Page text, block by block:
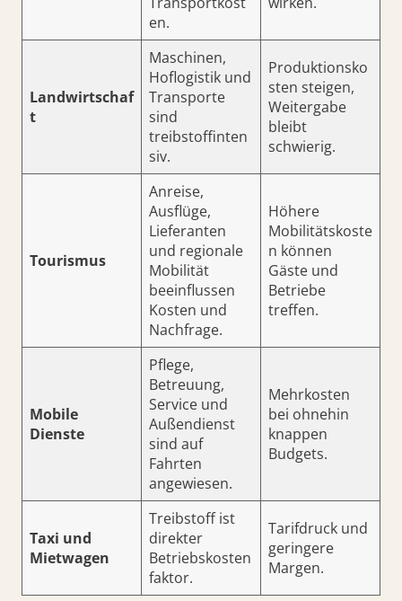
en.
Landwirtschaf
t
Maschinen,
Hoflogistik und
Transporte
sind
treibstoffinten
siv.
Produktionsko
sten steigen,
Weitergabe
bleibt
schwierig.
Tourismus
Anreise,
Ausflüge,
Lieferanten
und regionale
Mobilität
beeinflussen
Kosten und
Nachfrage.
Höhere
Mobilitätskoste
n können
Gäste und
Betriebe
treffen.
Mobile
Dienste
Pflege,
Betreuung,
Service und
Außendienst
sind auf
Fahrten
angewiesen.
Mehrkosten
bei ohnehin
knappen
Budgets.
Taxi und
Mietwagen
Treibstoff ist
direkter
Betriebskosten
faktor.
Tarifdruck und
geringere
Margen.